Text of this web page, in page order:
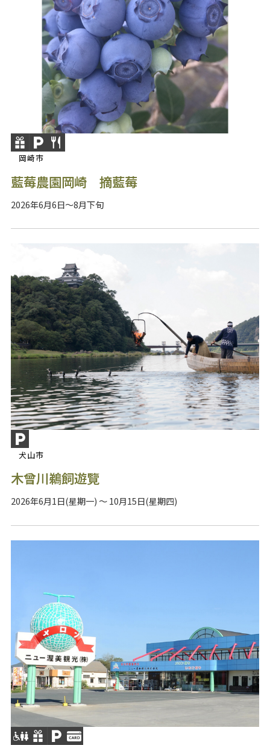
岡崎市
藍莓農園岡崎 摘藍莓
2026年6月6日～8月下旬
犬山市
木曾川鵜飼遊覽
2026年6月1日(星期一) ～ 10月15日(星期四)